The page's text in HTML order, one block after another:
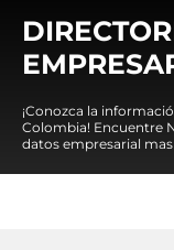
¡Conozca la
Colombia! Encuentre
datos empresarial